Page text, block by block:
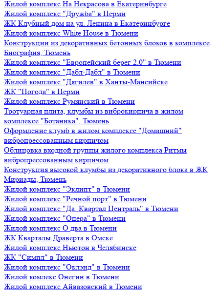
Жилой комплекс На Некрасова в Екатеринбурге
Жилой комплекс "Дружба" в Перми
ЖК Клубный дом на ул. Ленина в Екатеринбурге
Жилой комплекс White House в Тюмени
Конструкции из декоративных бетонных блоков в комплексе
Биография, Тюмень
Жилой комплекс "Европейский берег 2.0" в Тюмени
Жилой комплекс "Дабл-Дабл" в Тюмени
Жилой комплекс "Дягилев" в Ханты-Мансийске
ЖК "Погода" в Перми
Жилой комплекс Румянский в Тюмени
Тротуарная плита, клумбы из виброкирпича в жилом
комплексе "Ботаника", Тюмень
Оформление клумб в жилом комплексе "Домашний"
вибропрессованным кирпичом
Облицовка входной группы жилого комплекса Ритмы
вибропрессованным кирпичом
Конструкция высокой клумбы из декоративного блока в ЖК
Мириады, Тюмень
Жилой комплекс "Эклипт" в Тюмени
Жилой комплекс "Речной порт" в Тюмени
Жилой комплекс "Да. Квартал Централь" в Тюмени
Жилой комплекс "Опера" в Тюмени
Жилой комплекс О два в Тюмени
ЖК Кварталы Драверта в Омске
Жилой комплекс Ньютон в Челябинске
ЖК "Симпл" в Тюмени
Жилой комплекс "Оклэнд" в Тюмени
Жилой комлекс Онегин в Тюмени
Жилой комплекс Айвазовский в Тюмени